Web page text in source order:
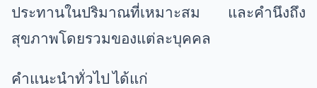
ประทานในปริมาณที่เหมาะสม และคำนึงถึง
สุขภาพโดยรวมของแต่ละบุคคล
คำแนะนำทั่วไป ได้แก่